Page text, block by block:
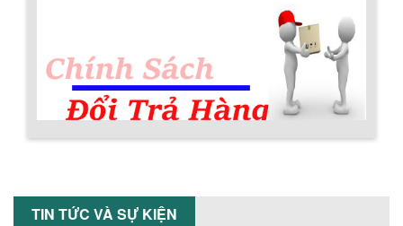
TIN TỨC VÀ SỰ KIỆN
VÌ SAO DOANH NGHIỆP NÊN CHỌN MÁY
NGHIỀN MÀU SƠN Á ÂU?
Khám phá lý do doanh nghiệp nên
chọn máy nghiền màu sơn Á Âu: hiệu
chi...